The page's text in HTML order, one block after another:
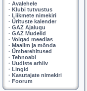
· Avalehele
· Klubi tutvustus
· Liikmete nimekiri
· Ürituste kalender
· GAZ Ajalugu
· GAZ Mudelid
· Volgad meedias
· Maailm ja mõnda
· Ümberehitused
· Tehnoabi
· Uudiste arhiiv
· Lingid
· Kasutajate nimekiri
· Foorum